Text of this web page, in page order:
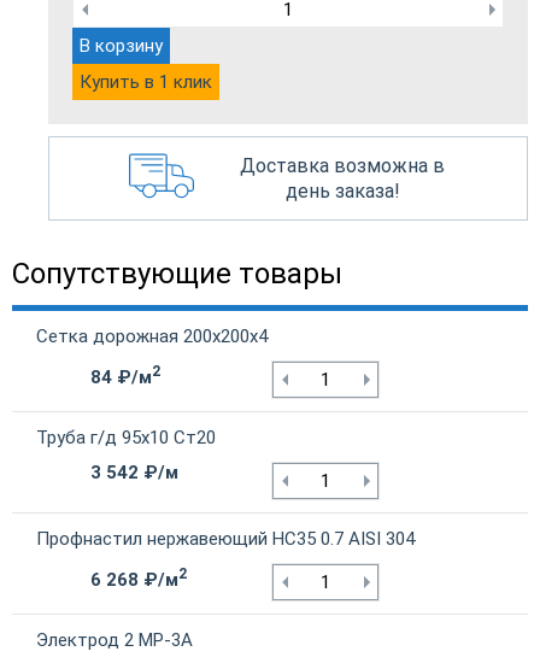
В корзину
Купить в 1 клик
Доставка возможна в
день заказа!
Сопутствующие товары
Сетка дорожная 200х200х4
84 ₽/м2
Труба г/д 95х10 Ст20
3 542 ₽/м
Профнастил нержавеющий НС35 0.7 AISI 304
6 268 ₽/м2
Электрод 2 МР-3А